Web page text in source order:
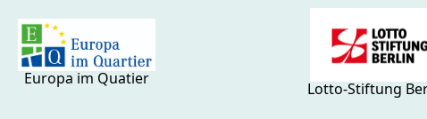
Europa im Quatier
Lotto-Stiftung